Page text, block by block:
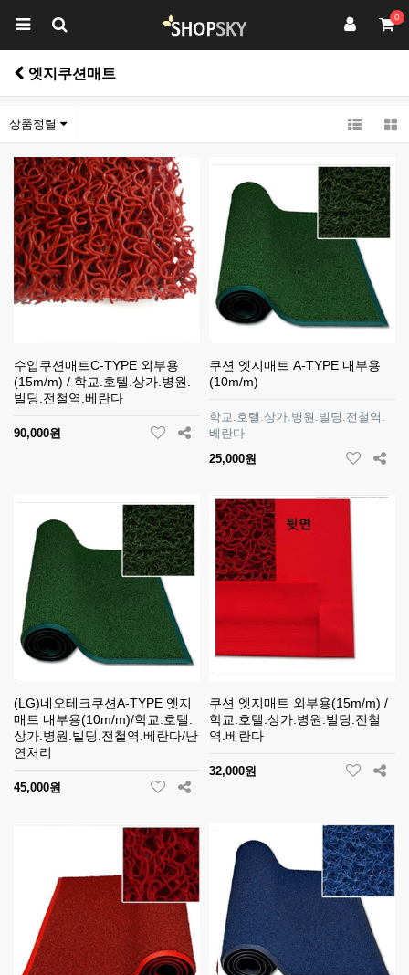
0
엣지쿠션매트
상품정렬
수입쿠션매트C-TYPE 외부용
(15m/m) / 학교.호텔.상가.병원.
빌딩.전철역.베란다
90,000원
쿠션 엣지매트 A-TYPE 내부용
(10m/m)
학교.호텔.상가.병원.빌딩.전철역.
베란다
25,000원
(LG)네오테크쿠션A-TYPE 엣지
매트 내부용(10m/m)/학교.호텔.
상가.병원.빌딩.전철역.베란다/난
연처리
45,000원
쿠션 엣지매트 외부용(15m/m) /
학교.호텔.상가.병원.빌딩.전철
역.베란다
32,000원